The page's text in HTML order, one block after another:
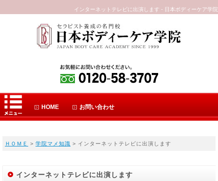
インターネットテレビに出演します - 日本ボディーケア学院
HOME お問い合わせ
ＨＯＭＥ > 学院マメ知識 > インターネットテレビに出演します
インターネットテレビに出演します